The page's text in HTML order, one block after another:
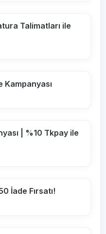
Talimatları ile
Kampanyası
| %10 Tkpay ile
İade Fırsatı!